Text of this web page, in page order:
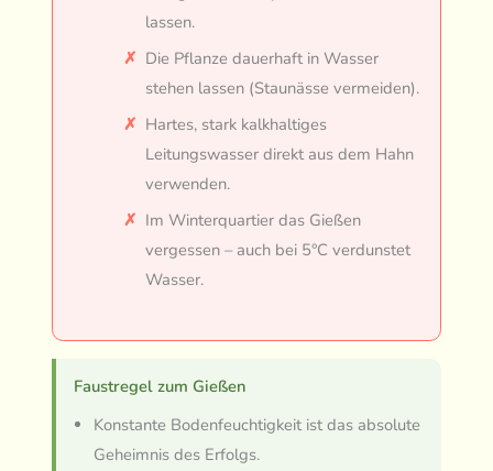
lassen.
Die Pflanze dauerhaft in Wasser
stehen lassen (Staunässe vermeiden).
Hartes, stark kalkhaltiges
Leitungswasser direkt aus dem Hahn
verwenden.
Im Winterquartier das Gießen
vergessen – auch bei 5°C verdunstet
Wasser.
Faustregel zum Gießen
Konstante Bodenfeuchtigkeit ist das absolute
Geheimnis des Erfolgs.